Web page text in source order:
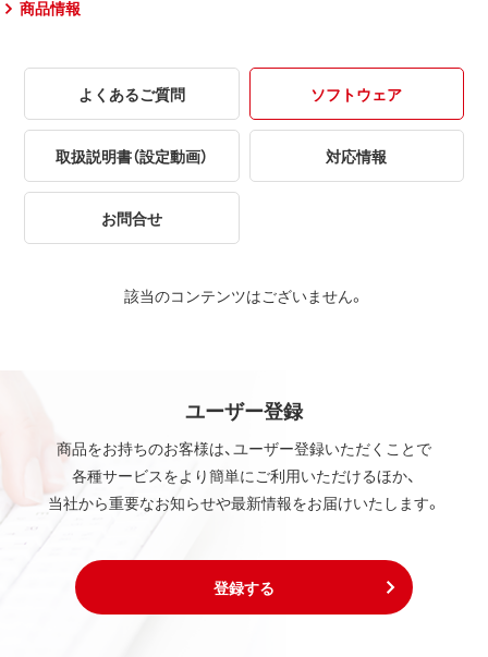
商品情報
よくあるご質問 ソフトウェア
取扱説明書（設定動画） 対応情報
お問合せ
該当のコンテンツはございません。
ユーザー登録
商品をお持ちのお客様は、ユーザー登録いただくことで
各種サービスをより簡単にご利用いただけるほか、
当社から重要なお知らせや最新情報をお届けいたします。
登録する